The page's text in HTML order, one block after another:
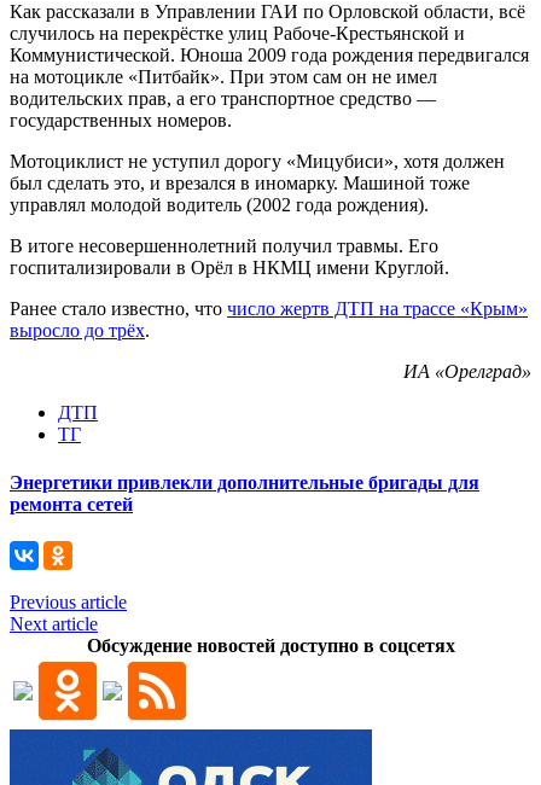
Как рассказали в Управлении ГАИ по Орловской области, всё
случилось на перекрёстке улиц Рабоче-Крестьянской и
Коммунистической. Юноша 2009 года рождения передвигался
на мотоцикле «Питбайк». При этом сам он не имел
водительских прав, а его транспортное средство —
государственных номеров.
Мотоциклист не уступил дорогу «Мицубиси», хотя должен
был сделать это, и врезался в иномарку. Машиной тоже
управлял молодой водитель (2002 года рождения).
В итоге несовершеннолетний получил травмы. Его
госпитализировали в Орёл в НКМЦ имени Круглой.
Ранее стало известно, что число жертв ДТП на трассе «Крым»
выросло до трёх.
ИА «Орелград»
ДТП
ТГ
Энергетики привлекли дополнительные бригады для
ремонта сетей
Previous article
Next article
Обсуждение новостей доступно в соцсетях